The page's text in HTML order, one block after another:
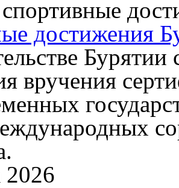
достижения
Бурятии
вручения
2026